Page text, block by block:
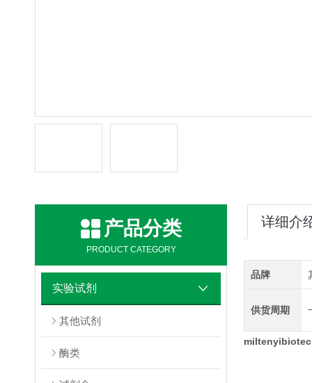
产品分类
PRODUCT CATEGORY
实验试剂
其他试剂
酶类
详细介
品牌
供货周期
miltenyibiotec